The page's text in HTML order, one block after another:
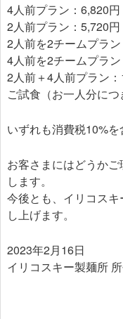
4人前プラン：6,820円
2人前プラン：5,720円
2人前を2チームプラ
4人前を2チームプラ
2人前＋4人前プラン
ご試食（お一人分に
いずれも消費税10%を
お客さまにはどうか
します。
今後とも、イリコス
し上げます。
2023年2月16日
イリコスキー製麺所